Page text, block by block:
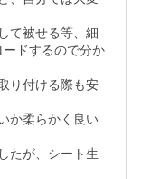
て被せる等、細
ドするので分か
り付ける際も安
か柔らかく良い
たが、シート生